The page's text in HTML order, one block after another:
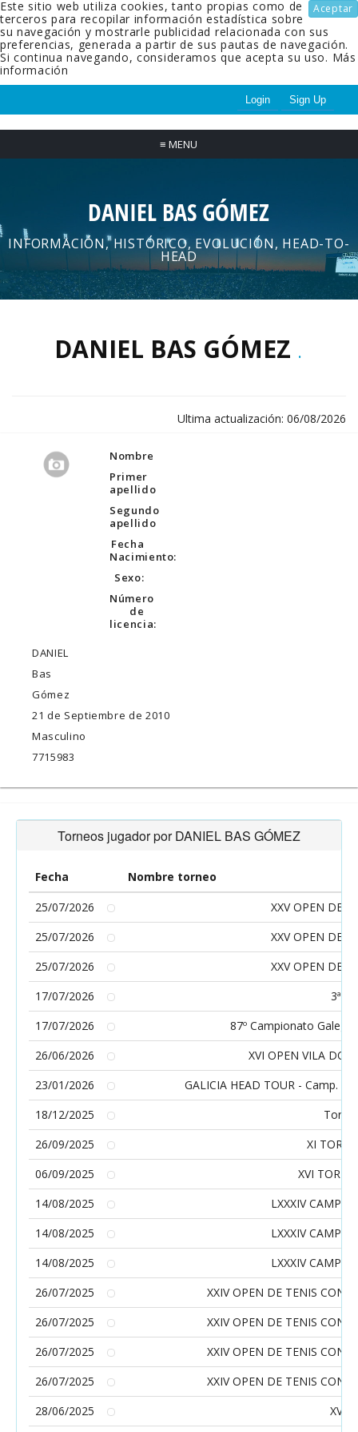
Aceptar
Este sitio web utiliza cookies, tanto propias como de
terceros para recopilar información estadística sobre
su navegación y mostrarle publicidad relacionada con sus
preferencias, generada a partir de sus pautas de navegación.
Si continua navegando, consideramos que acepta su uso. Más
información
Login Sign Up
≡ MENU
DANIEL BAS GÓMEZ
INFORMACIÓN, HISTÓRICO, EVOLUCIÓN, HEAD-TO-
HEAD
DANIEL BAS GÓMEZ .
Ultima actualización: 06/08/2026
Nombre
Primer
apellido
Segundo
apellido
Fecha
Nacimiento:
Sexo:
Número
de
licencia:
DANIEL
Bas
Gómez
21 de Septiembre de 2010
Masculino
7715983
Torneos jugador por DANIEL BAS GÓMEZ
Fecha
Nombre torneo
25/07/2026
XXV OPEN DE
25/07/2026
XXV OPEN DE
25/07/2026
XXV OPEN DE
17/07/2026
3ª
17/07/2026
87º Campionato
26/06/2026
XVI OPEN VILA DO
23/01/2026
GALICIA HEAD TOUR - Camp.
18/12/2025
26/09/2025
XI
06/09/2025
XVI
14/08/2025
LXXXIV
14/08/2025
LXXXIV
14/08/2025
LXXXIV
26/07/2025
XXIV OPEN DE TENIS
26/07/2025
XXIV OPEN DE TENIS
26/07/2025
XXIV OPEN DE TENIS
26/07/2025
XXIV OPEN DE TENIS
28/06/2025
XV